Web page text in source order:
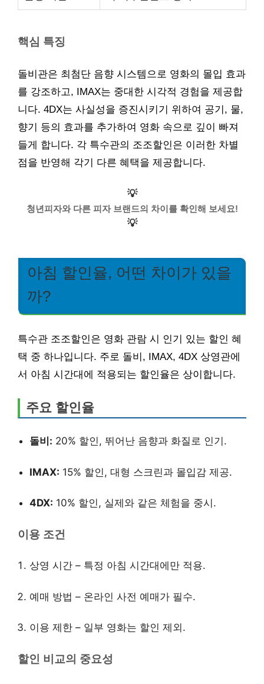
핵심 특징
돌비관은 최첨단 음향 시스템으로 영화의 몰입 효과
를 강조하고, IMAX는 중대한 시각적 경험을 제공합
니다. 4DX는 사실성을 증진시키기 위하여 공기, 물,
향기 등의 효과를 추가하여 영화 속으로 깊이 빠져
들게 합니다. 각 특수관의 조조할인은 이러한 차별
점을 반영해 각기 다른 혜택을 제공합니다.
💡
청년피자와 다른 피자 브랜드의 차이를 확인해 보세요!
💡
아침 할인율, 어떤 차이가 있을
까?
특수관 조조할인은 영화 관람 시 인기 있는 할인 혜
택 중 하나입니다. 주로 돌비, IMAX, 4DX 상영관에
서 아침 시간대에 적용되는 할인율은 상이합니다.
주요 할인율
돌비: 20% 할인, 뛰어난 음향과 화질로 인기.
IMAX: 15% 할인, 대형 스크린과 몰입감 제공.
4DX: 10% 할인, 실제와 같은 체험을 중시.
이용 조건
상영 시간 – 특정 아침 시간대에만 적용.
예매 방법 – 온라인 사전 예매가 필수.
이용 제한 – 일부 영화는 할인 제외.
할인 비교의 중요성